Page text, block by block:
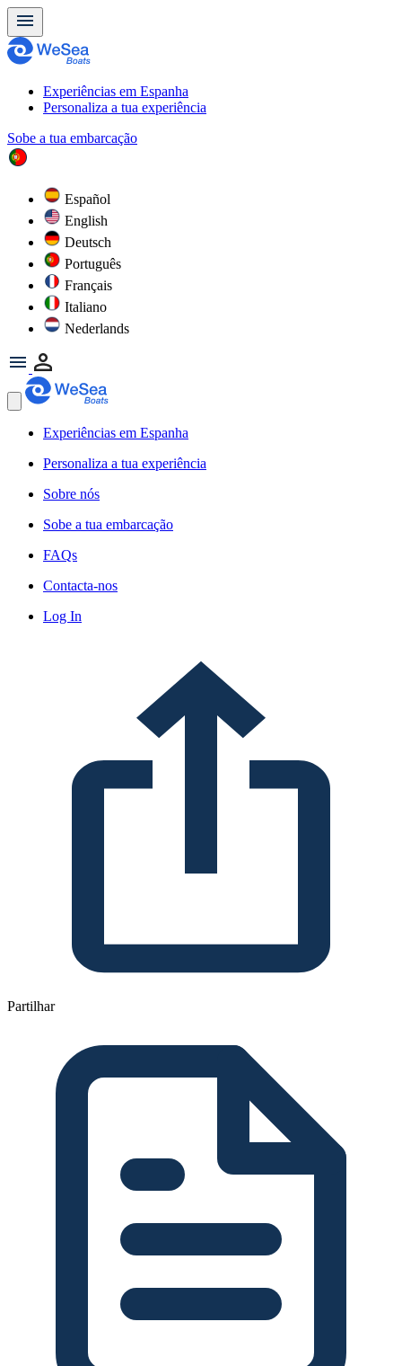
Experiências em Espanha
Personaliza a tua experiência
Sobe a tua embarcação
Español
English
Deutsch
Português
Français
Italiano
Nederlands
Experiências em Espanha
Personaliza a tua experiência
Sobre nós
Sobe a tua embarcação
FAQs
Contacta-nos
Log In
Partilhar